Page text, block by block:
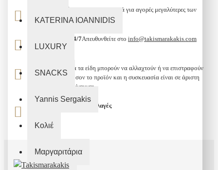
KATERINA IOANNIDIS
LUXURY
SNACKS
Yannis Sergakis
Κολιέ
Μαργαριτάρια
Μεταφορικά
Δωρεάν Μεταφορικά για αγορές μεγαλύτερες των
80 ευρώ.
Υποστήριξη 24/7Απευθυνθείτε στο info@takismarakakis.com
Επιστροφή
σε 10
Όλα τα είδη μπορούν να αλλαχτούν ή να επιστραφούν
εφόσον το προϊόν και η συσκευασία είναι σε άριστη
κατάσταση.
100% Ασφαλείς Συναλλαγές